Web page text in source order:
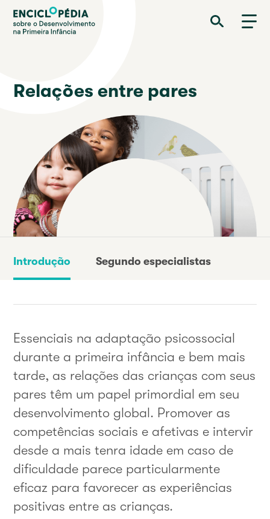
Passar
para
Enciclopédia sobre o Desenvolvimento na Primeira Infância
Relações entre pares
Introdução Segundo especialistas
Essenciais na adaptação psicossocial
durante a primeira infância e bem mais
tarde, as relações das crianças com seus
pares têm um papel primordial em seu
desenvolvimento global. Promover as
competências sociais e afetivas e intervir
desde a mais tenra idade em caso de
dificuldade parece particularmente
eficaz para favorecer as experiências
positivas entre as crianças.